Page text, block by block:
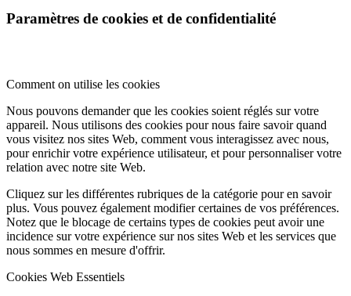
Paramètres de cookies et de confidentialité
Comment on utilise les cookies
Nous pouvons demander que les cookies soient réglés sur votre
appareil. Nous utilisons des cookies pour nous faire savoir quand
vous visitez nos sites Web, comment vous interagissez avec nous,
pour enrichir votre expérience utilisateur, et pour personnaliser votre
relation avec notre site Web.
Cliquez sur les différentes rubriques de la catégorie pour en savoir
plus. Vous pouvez également modifier certaines de vos préférences.
Notez que le blocage de certains types de cookies peut avoir une
incidence sur votre expérience sur nos sites Web et les services que
nous sommes en mesure d'offrir.
Cookies Web Essentiels